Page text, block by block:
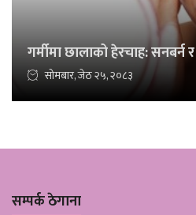
गर्मीमा छालाको हेरचाह: सनबर्न
सोमबार, जेठ २५, २०८३
सम्पर्क ठेगाना